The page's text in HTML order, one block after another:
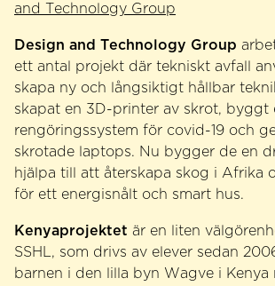
and Technology Group
Design and Technology Group
ett antal projekt där tekniskt avfall
skapa ny och långsiktigt hållbar
skapat en 3D-printer av skrot, byggt
rengöringssystem för covid-19 och
skrotade laptops. Nu bygger de en
hjälpa till att återskapa skog i Afrika
för ett energisnålt och smart hus.
Kenyaprojektet är en liten
SSHL, som drivs av elever sedan
barnen i den lilla byn Wagve i Kenya